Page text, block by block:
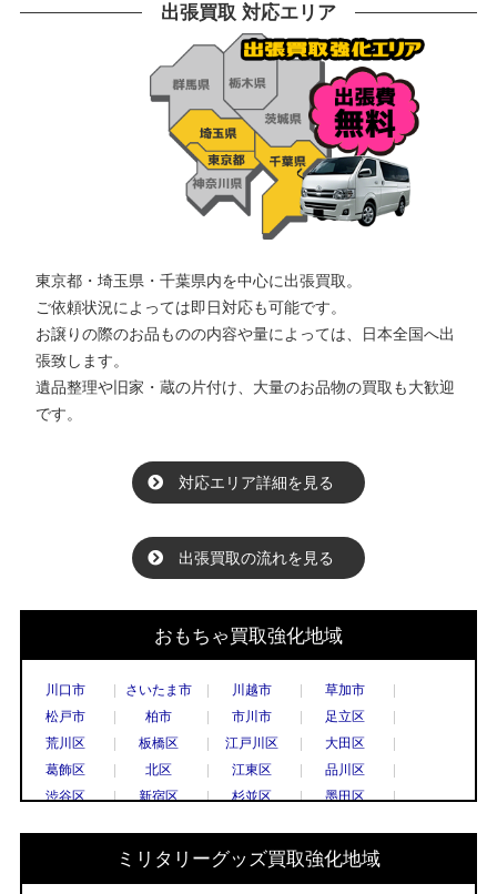
出張買取 対応エリア
東京都・埼玉県・千葉県内を中心に出張買取。
ご依頼状況によっては即日対応も可能です。
お譲りの際のお品ものの内容や量によっては、日本全国へ出
張致します。
遺品整理や旧家・蔵の片付け、大量のお品物の買取も大歓迎
です。
対応エリア詳細を見る
出張買取の流れを見る
おもちゃ買取強化地域
川口市 さいたま市 川越市
草加市
松戸市
柏市 市川市
足立区
荒川区
板橋区 江戸川区
大田区
葛飾区
北区 江東区
品川区
渋谷区
新宿区 杉並区
墨田区
中野区 練馬区
文京区
ミリタリーグッズ買取強化地域